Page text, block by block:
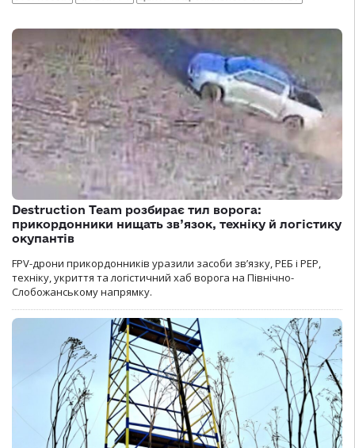
Destruction Team розбирає тил ворога:
прикордонники нищать зв’язок, техніку й логістику
окупантів
FPV-дрони прикордонників уразили засоби зв’язку, РЕБ і РЕР,
техніку, укриття та логістичний хаб ворога на Північно-
Слобожанському напрямку.